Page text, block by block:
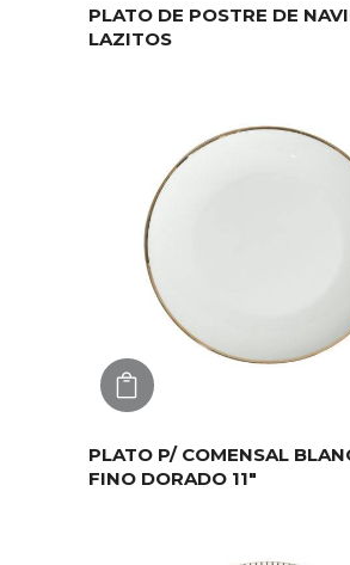
PLATO DE POSTRE DE
LAZITOS
PLATO P/ COMENSAL
FINO DORADO 11″